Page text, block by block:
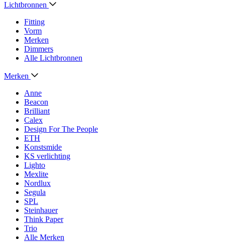
Lichtbronnen
Fitting
Vorm
Merken
Dimmers
Alle Lichtbronnen
Merken
Anne
Beacon
Brilliant
Calex
Design For The People
ETH
Konstsmide
KS verlichting
Lighto
Mexlite
Nordlux
Segula
SPL
Steinhauer
Think Paper
Trio
Alle Merken